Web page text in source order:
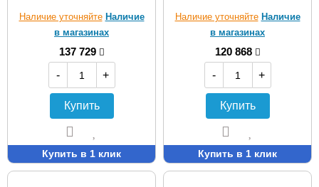
Наличие уточняйте Наличие
в магазинах
137 729
-
+
Купить
Купить в 1 клик
Наличие уточняйте Наличие
в магазинах
120 868
-
+
Купить
Купить в 1 клик